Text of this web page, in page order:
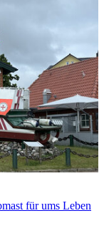
für ums Leben